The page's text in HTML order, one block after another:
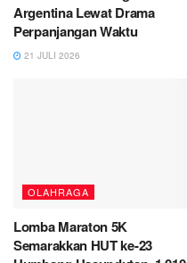
Argentina Lewat Drama
Perpanjangan Waktu
21 JULI 2026
OLAHRAGA
Lomba Maraton 5K
Semarakkan HUT ke-23